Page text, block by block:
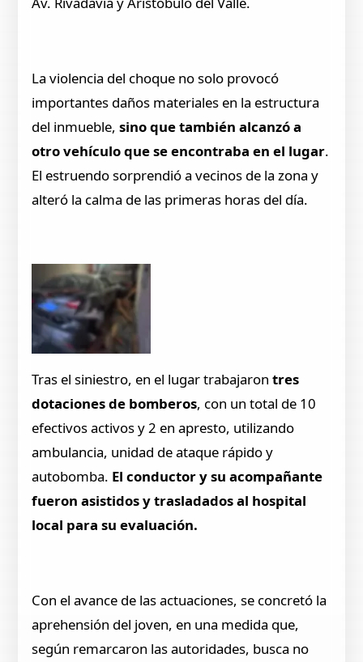
La violencia del choque no solo provocó
importantes daños materiales en la estructura
del inmueble, sino que también alcanzó a
otro vehículo que se encontraba en el lugar.
El estruendo sorprendió a vecinos de la zona y
alteró la calma de las primeras horas del día.
Tras el siniestro, en el lugar trabajarontres
dotaciones de bomberos, con un total de 10
efectivos activos y 2 en apresto, utilizando
ambulancia, unidad de ataque rápido y
autobomba. El conductor y su acompañante
fueron asistidos y trasladados al hospital
local para su evaluación.
Con el avance de las actuaciones, se concretó la
aprehensión del joven, en una medida que,
según remarcaron las autoridades, busca no